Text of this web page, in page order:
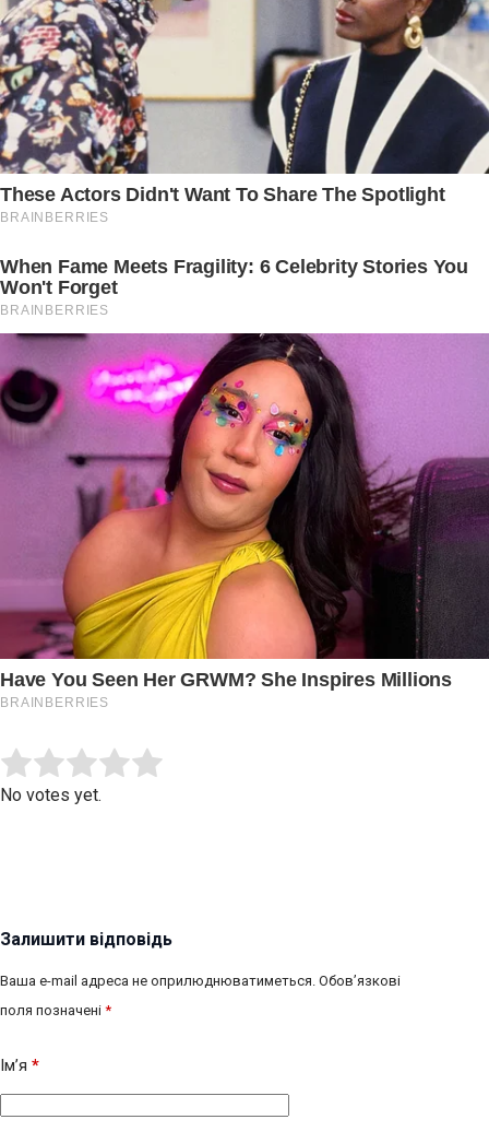
Rate this item:
No votes yet.
Залишити відповідь
Ваша e-mail адреса не оприлюднюватиметься. Обов’язкові
поля позначені *
Ім’я *